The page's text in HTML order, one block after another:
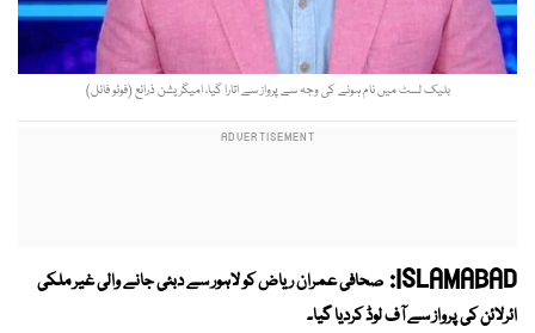
بلیک لسٹ میں نام ہونے کی وجہ سے پرواز سے اتارا گیا، امیگریشن ذرائع (فوٹو فائل)
ISLAMABAD: صحافی عمران ریاض کو لاہور سے دبئی جانے والی غیر ملکی
ائرلائن کی پرواز سے آف لوڈ کردیا گیا۔